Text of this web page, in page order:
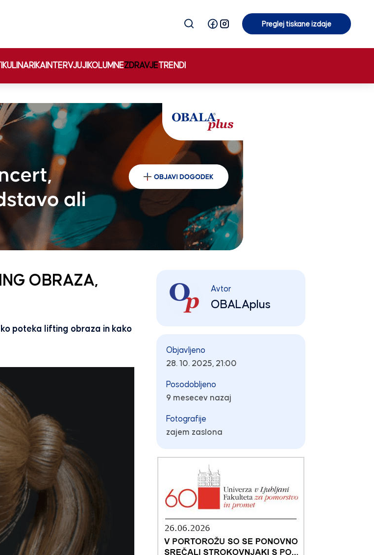
Preglej tiskane izdaje
KULINARIKA INTERVJUJI KOLUMNEZDRAVJETRENDI
OBRAZA,
poteka lifting obraza in kako
Avtor
OBALAplus
Objavljeno
28. 10. 2025, 21:00
Posodobljeno
9 mesecev nazaj
Fotografije
zajem zaslona